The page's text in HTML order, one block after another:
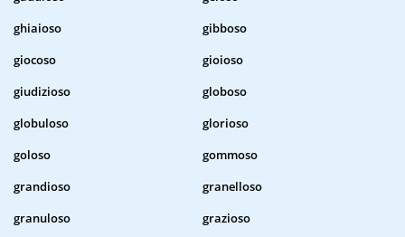
ghiaioso
gibboso
giocoso
gioioso
giudizioso
globoso
globuloso
glorioso
goloso
gommoso
grandioso
granelloso
granuloso
grazioso